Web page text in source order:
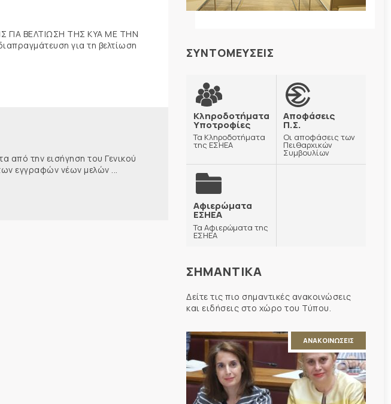
ΓΙΑ ΒΕΛΤΙΩΣΗ ΤΗΣ ΚΥΑ ΜΕ ΤΗΝ
για τη βελτίωση
την εισήγηση του Γενικού
εγγραφών νέων μελών ...
ΣΥΝΤΟΜΕΥΣΕΙΣ
Κληροδοτήματα
Υποτροφίες
Τα Κληροδοτήματα
της ΕΣΗΕΑ
Αποφάσεις
Π.Σ.
Οι αποφάσεις των
Πειθαρχικών
Συμβουλίων
Αφιερώματα
ΕΣΗΕΑ
Τα Αφιερώματα της
ΕΣΗΕΑ
ΣΗΜΑΝΤΙΚΑ
Δείτε τις πιο σημαντικές ανακοινώσεις
και ειδήσεις στο χώρο του Τύπου.
ΑΝΑΚΟΙΝΩΣΕΙΣ